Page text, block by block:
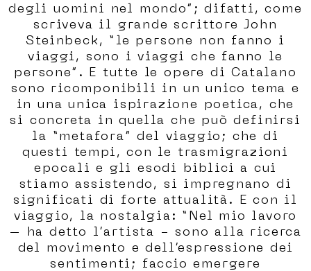
degli uomini nel mondo”; difatti, come
scriveva il grande scrittore John
Steinbeck, “le persone non fanno i
viaggi, sono i viaggi che fanno le
persone”. E tutte le opere di Catalano
sono ricomponibili in un unico tema e
in una unica ispirazione poetica, che
si concreta in quella che può definirsi
la “metafora” del viaggio; che di
questi tempi, con le trasmigrazioni
epocali e gli esodi biblici a cui
stiamo assistendo, si impregnano di
significati di forte attualità. E con il
viaggio, la nostalgia: “Nel mio lavoro
– ha detto l’artista - sono alla ricerca
del movimento e dell’espressione dei
sentimenti; faccio emergere